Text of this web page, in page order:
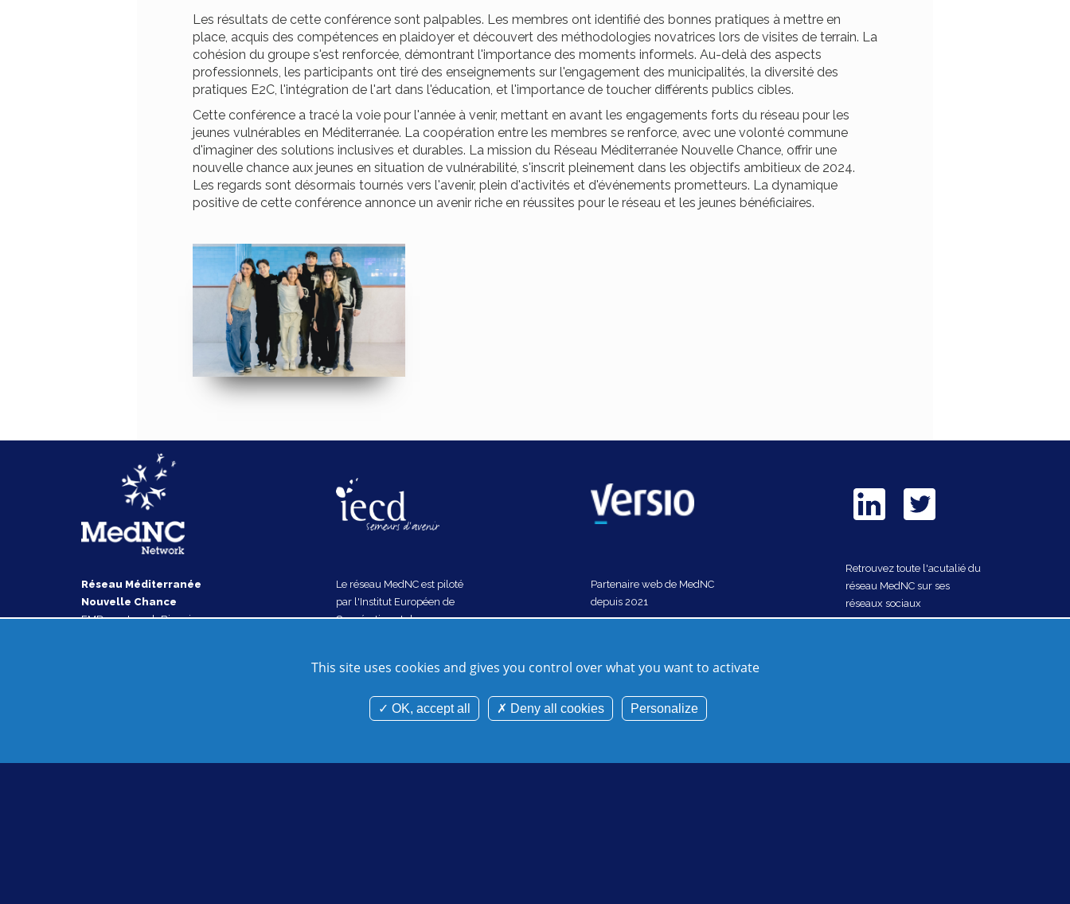
Les résultats de cette conférence sont palpables. Les membres ont identifié des bonnes pratiques à mettre en
place, acquis des compétences en plaidoyer et découvert des méthodologies novatrices lors de visites de terrain. La
cohésion du groupe s'est renforcée, démontrant l'importance des moments informels. Au-delà des aspects
professionnels, les participants ont tiré des enseignements sur l'engagement des municipalités, la diversité des
pratiques E2C, l'intégration de l'art dans l'éducation, et l'importance de toucher différents publics cibles.
Cette conférence a tracé la voie pour l'année à venir, mettant en avant les engagements forts du réseau pour les
jeunes vulnérables en Méditerranée. La coopération entre les membres se renforce, avec une volonté commune
d'imaginer des solutions inclusives et durables. La mission du Réseau Méditerranée Nouvelle Chance, offrir une
nouvelle chance aux jeunes en situation de vulnérabilité, s'inscrit pleinement dans les objectifs ambitieux de 2024.
Les regards sont désormais tournés vers l'avenir, plein d'activités et d'événements prometteurs. La dynamique
positive de cette conférence annonce un avenir riche en réussites pour le réseau et les jeunes bénéficiaires.
Réseau Méditerranée
Nouvelle Chance
EMD rue Joseph Biaggi
Le réseau MedNC est piloté
par l'Institut Européen de
Coopération et de
Partenaire web de MedNC
depuis 2021
Retrouvez toute l'acutalié du
réseau MedNC sur ses
réseaux sociaux
Plan de site Crédits Gestion des cookies Mentions légales Cookies et données personnelles
This site uses cookies and gives you control over what you want to activate
OK, accept all Deny all cookies Personalize